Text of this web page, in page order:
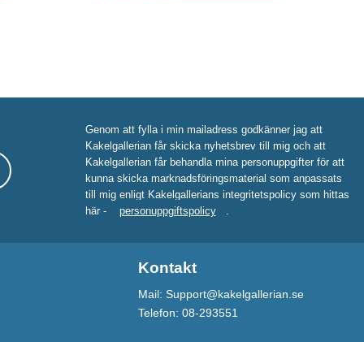
Genom att fylla i min mailadress godkänner jag att
Kakelgallerian får skicka nyhetsbrev till mig och att
Kakelgallerian får behandla mina personuppgifter för att
kunna skicka marknadsföringsmaterial som anpassats
till mig enligt Kakelgallerians integritetspolicy som hittas
här -
personuppgiftspolicy
Kontakt
Mail: Support@kakelgallerian.se
Telefon: 08-293551